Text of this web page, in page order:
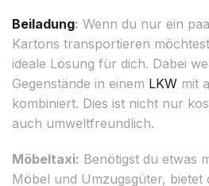
Beiladung: Wenn du nur ein
Kartons transportieren
ideale Lösung für dich. Dabei
Gegenstände in einem LKW mit
kombiniert. Dies ist nicht nur
auch umweltfreundlich.
Möbeltaxi: Benötigst du etwas
Möbel und Umzugsgüter, bietet